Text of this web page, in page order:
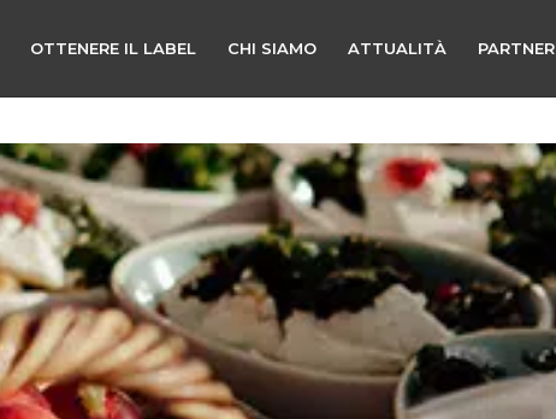
OTTENERE IL LABEL CHI SIAMO ATTUALITÀ PARTNER